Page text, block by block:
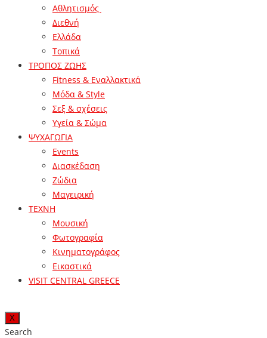
Αθλητισμός
Διεθνή
Ελλάδα
Τοπικά
ΤΡΟΠΟΣ ΖΩΗΣ
Fitness & Εναλλακτικά
Μόδα & Style
Σεξ & σχέσεις
Υγεία & Σώμα
ΨΥΧΑΓΩΓΙΑ
Events
Διασκέδαση
Ζώδια
Μαγειρική
ΤΕΧΝΗ
Μουσική
Φωτογραφία
Κινηματογράφος
Εικαστικά
VISIT CENTRAL GREECE
X
Search